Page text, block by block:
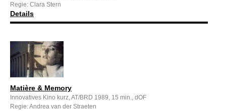
Regie: Clara Stern
Details
Matière & Memory
Innovatives Kino kurz, AT/BRD 1989, 15 min., dOF
Regie: Andrea van der Straeten